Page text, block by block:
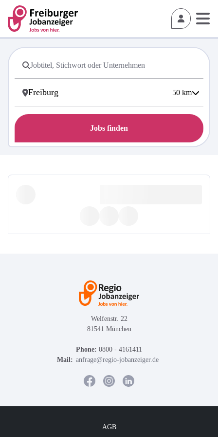
50 km
Jobs finden
Welfenstr. 22
81541 München
Phone: 0800 - 4161411
Mail: anfrage@regio-jobanzeiger.de
AGB